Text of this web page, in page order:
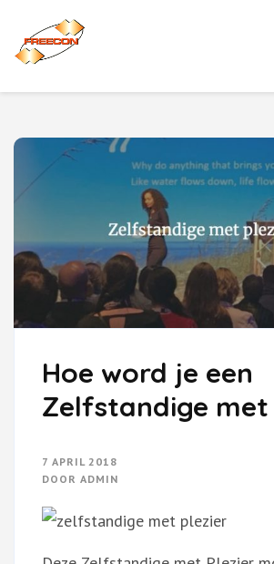
naar
inhoud
(druk
Hoe word je een
Zelfstandige met
7 APRIL 2018
DOOR ADMIN